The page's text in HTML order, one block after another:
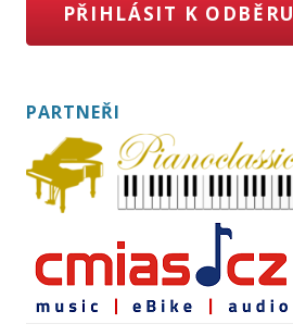
PŘIHLÁSIT K ODBĚRU
PARTNEŘI